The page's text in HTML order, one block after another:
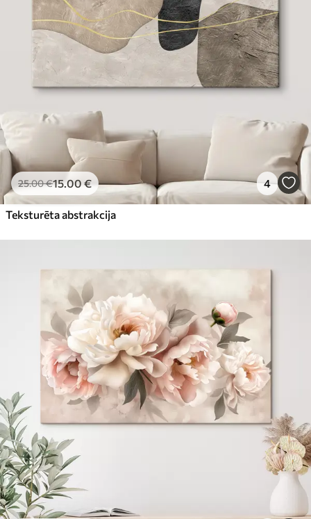
25.00€15.00€ 4
Teksturēta abstrakcija